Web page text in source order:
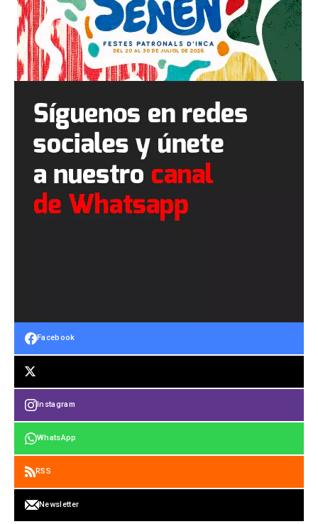
Facebook
Instagram
WhatsApp
RSS
Newsletter